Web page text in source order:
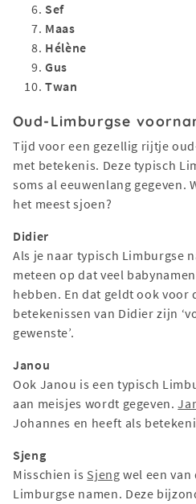
Sef
Maas
Hélène
Gus
Twan
Oud-Limburgse
Tijd voor een gezellig rijtje
met betekenis. Deze typisch
soms al eeuwenlang gegeven.
het meest sjoen?
Didier
Als je naar typisch Limburgse
meteen op dat veel
hebben. En dat geldt ook voor
betekenissen van Didier zijn
gewenste’.
Janou
Ook Janou is een typisch
aan meisjes wordt gegeven.
Johannes en heeft als
Sjeng
Misschien is Sjeng wel een
Limburgse namen. Deze